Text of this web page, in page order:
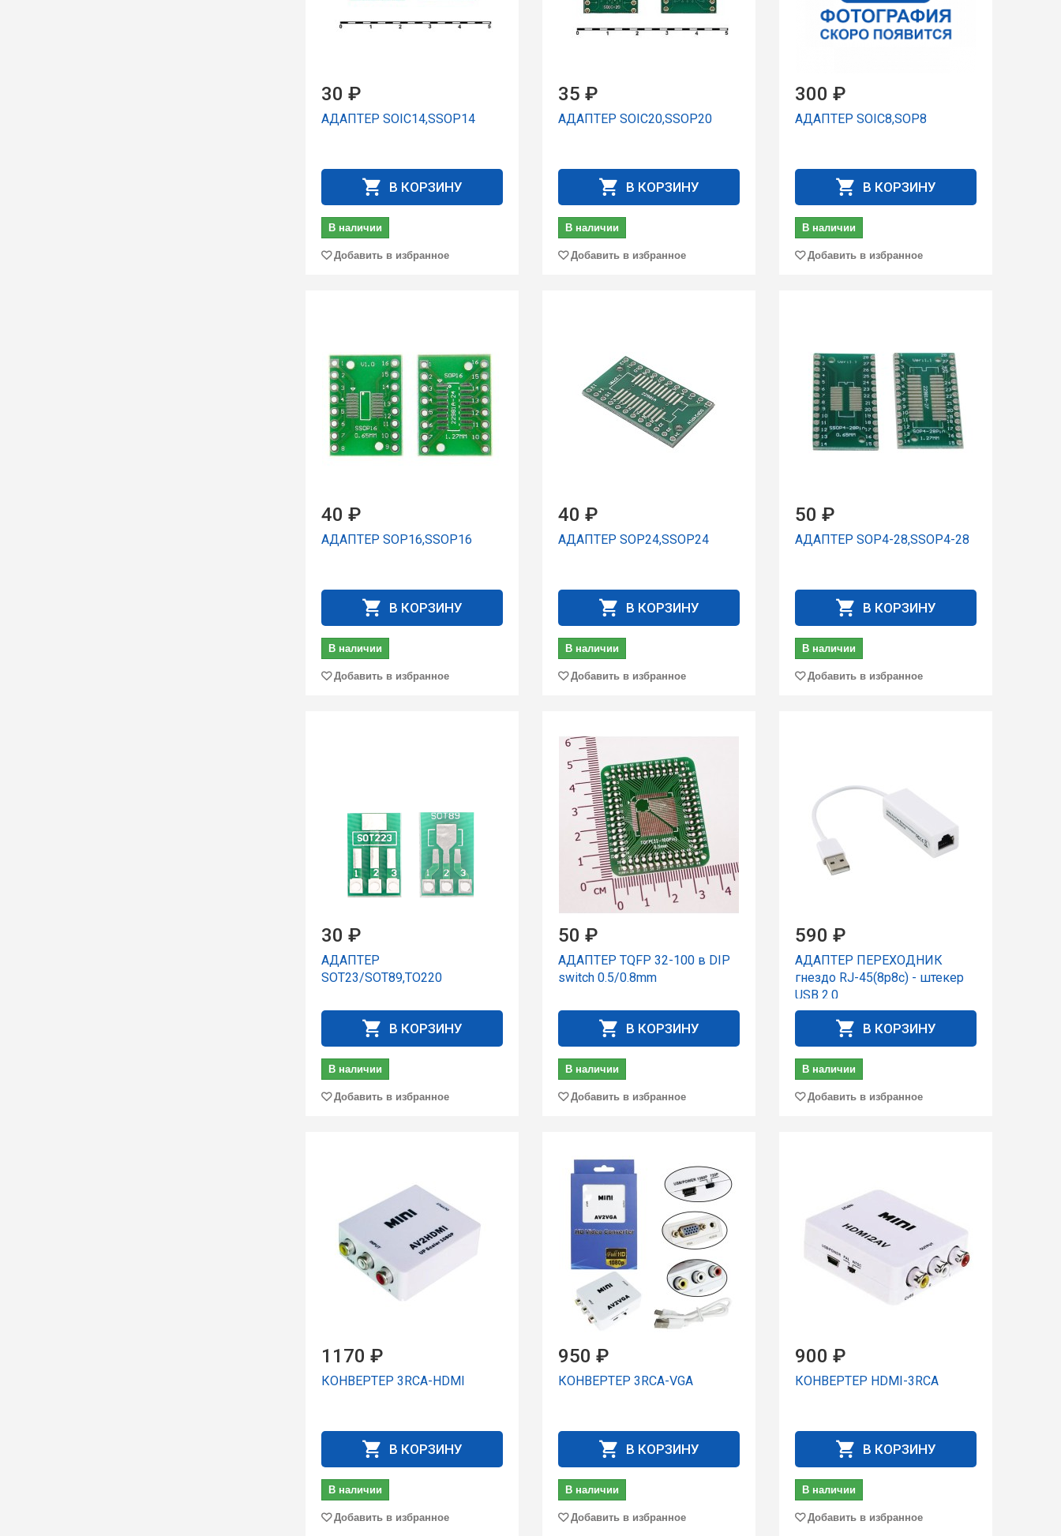
30 ₽
АДАПТЕР SOIC14,SSOP14
В КОРЗИНУ
В наличии
Добавить в избранное
35 ₽
АДАПТЕР SOIC20,SSOP20
В КОРЗИНУ
В наличии
Добавить в избранное
300 ₽
АДАПТЕР SOIC8,SOP8
В КОРЗИНУ
В наличии
Добавить в избранное
40 ₽
АДАПТЕР SOP16,SSOP16
В КОРЗИНУ
В наличии
Добавить в избранное
40 ₽
АДАПТЕР SOP24,SSOP24
В КОРЗИНУ
В наличии
Добавить в избранное
50 ₽
АДАПТЕР SOP4-28,SSOP4-28
В КОРЗИНУ
В наличии
Добавить в избранное
30 ₽
АДАПТЕР
SOT23/SOT89,TO220
В КОРЗИНУ
В наличии
Добавить в избранное
50 ₽
АДАПТЕР TQFP 32-100 в DIP
switch 0.5/0.8mm
В КОРЗИНУ
В наличии
Добавить в избранное
590 ₽
АДАПТЕР ПЕРЕХОДНИК
гнездо RJ-45(8p8c) - штекер
USB 2.0
В КОРЗИНУ
В наличии
Добавить в избранное
1170 ₽
КОНВЕРТЕР 3RCA-HDMI
В КОРЗИНУ
В наличии
Добавить в избранное
950 ₽
КОНВЕРТЕР 3RCA-VGA
В КОРЗИНУ
В наличии
Добавить в избранное
900 ₽
КОНВЕРТЕР HDMI-3RCA
В КОРЗИНУ
В наличии
Добавить в избранное